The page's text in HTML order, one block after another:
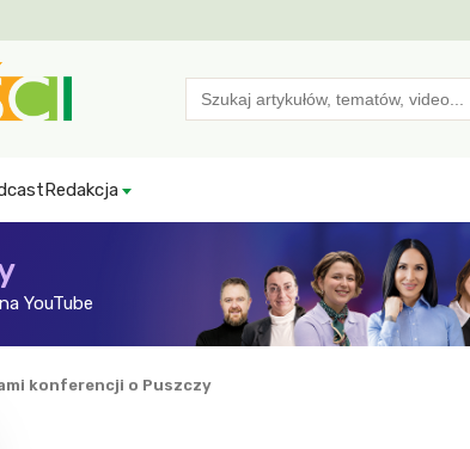
Search
for:
Redakcja
YouTube
konferencji o Puszczy